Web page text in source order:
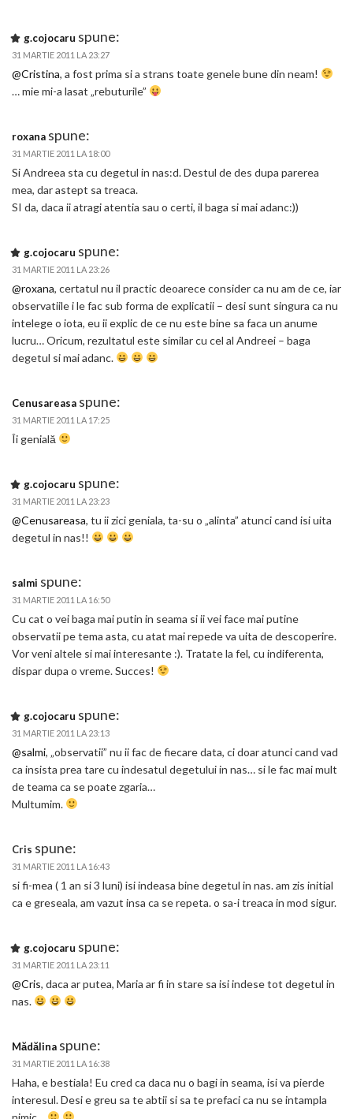
g.cojocaru spune:
31 MARTIE 2011 LA 23:27
@Cristina, a fost prima si a strans toate genele bune din neam!
… mie mi-a lasat „rebuturile”
roxana spune:
31 MARTIE 2011 LA 18:00
Si Andreea sta cu degetul in nas:d. Destul de des dupa parerea
mea, dar astept sa treaca.
SI da, daca ii atragi atentia sau o certi, il baga si mai adanc:))
g.cojocaru spune:
31 MARTIE 2011 LA 23:26
@roxana, certatul nu il practic deoarece consider ca nu am de ce, iar
observatiile i le fac sub forma de explicatii – desi sunt singura ca nu
intelege o iota, eu ii explic de ce nu este bine sa faca un anume
lucru… Oricum, rezultatul este similar cu cel al Andreei – baga
degetul si mai adanc.
Cenusareasa spune:
31 MARTIE 2011 LA 17:25
Îi genială
g.cojocaru spune:
31 MARTIE 2011 LA 23:23
@Cenusareasa, tu ii zici geniala, ta-su o „alinta” atunci cand isi uita
degetul in nas!!
salmi spune:
31 MARTIE 2011 LA 16:50
Cu cat o vei baga mai putin in seama si ii vei face mai putine
observatii pe tema asta, cu atat mai repede va uita de descoperire.
Vor veni altele si mai interesante :). Tratate la fel, cu indiferenta,
dispar dupa o vreme. Succes!
g.cojocaru spune:
31 MARTIE 2011 LA 23:13
@salmi, „observatii” nu ii fac de fiecare data, ci doar atunci cand vad
ca insista prea tare cu indesatul degetului in nas… si le fac mai mult
de teama ca se poate zgaria…
Multumim.
Cris spune:
31 MARTIE 2011 LA 16:43
si fi-mea ( 1 an si 3 luni) isi indeasa bine degetul in nas. am zis initial
ca e greseala, am vazut insa ca se repeta. o sa-i treaca in mod sigur.
g.cojocaru spune:
31 MARTIE 2011 LA 23:11
@Cris, daca ar putea, Maria ar fi in stare sa isi indese tot degetul in
nas.
Mădălina spune:
31 MARTIE 2011 LA 16:38
Haha, e bestiala! Eu cred ca daca nu o bagi in seama, isi va pierde
interesul. Desi e greu sa te abtii si sa te prefaci ca nu se intampla